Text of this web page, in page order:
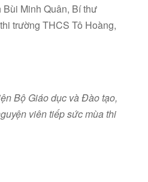
Bùi Minh Quân, Bí thư
trường THCS Tô Hoàng,
Bộ Giáo dục và Đào tạo,
viên tiếp sức mùa thi